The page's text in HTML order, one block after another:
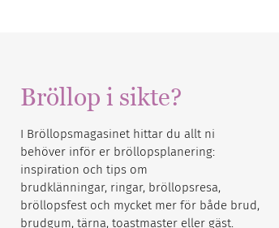
Bröllop i sikte?
I Bröllopsmagasinet hittar du allt ni
behöver inför er bröllopsplanering:
inspiration och tips om
brudklänningar, ringar, bröllopsresa,
bröllopsfest och mycket mer för både brud,
brudgum, tärna, toastmaster eller gäst.